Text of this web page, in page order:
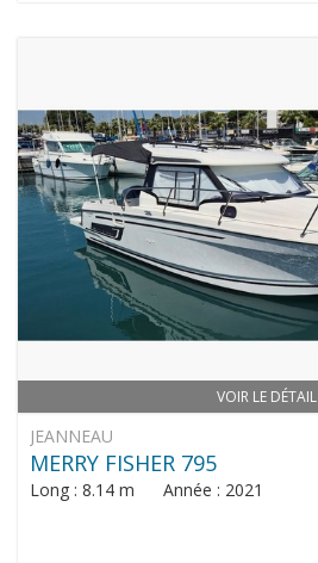
VOIR LE DÉTAIL
JEANNEAU
MERRY FISHER 795
Long : 8.14 m Année : 2021